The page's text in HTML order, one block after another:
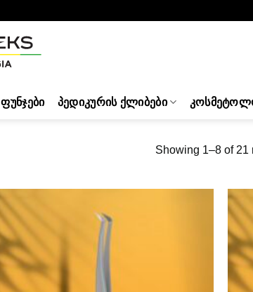
ᲤᲣᲜᲯᲔᲑᲘ ᲞᲔᲓᲘᲙᲣᲠᲘᲡ ᲥᲚᲘᲑᲔᲑᲘ
Showing 1–8 of 21